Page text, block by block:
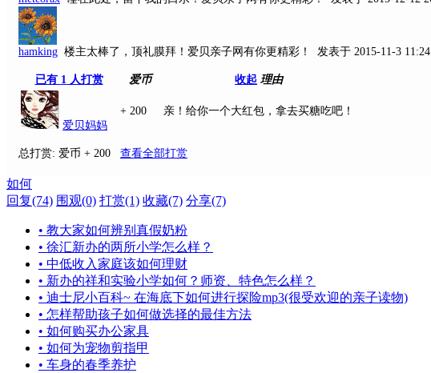
hamking 楼主太棒了，顶礼膜拜！爱贝亲子网有你更精彩！ 发表于 2015-11-3
已有 1 人打赏 爱币 收起 理由
爱贝妈妈
+ 200 亲！给你一个大红包，拿去买糖吃吧！
总打赏: 爱币 + 200 查看全部打赏
如何
回复(74) 围观(0) 打赏(1) 收藏(7) 分享(7)
• 教大家如何辨别真假奶粉
• 徐汇新办的两所小学怎么样？
• 中低收入家庭该如何理财
• 新办的祥和实验小学如何？师资、特色怎么样？
• 迪士尼小百科~ 在海底下如何进行探险mp3(很受欢迎的亲子读物)
• 怎样帮助孩子如何做选择的最佳方法
• 如何购买办公家具
• 如何为宠物剪指甲
• 车身的春季养护